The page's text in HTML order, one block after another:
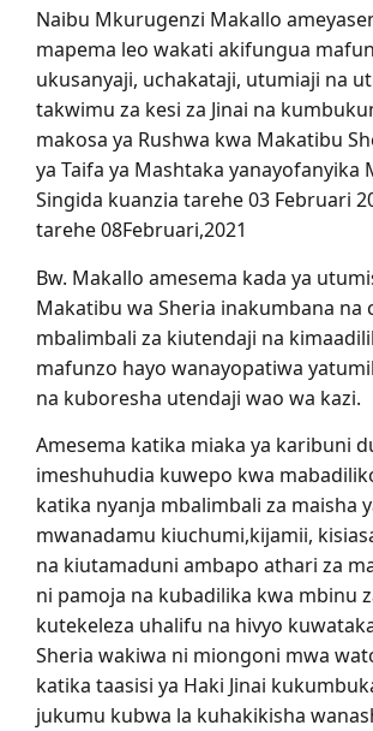
Naibu Mkurugenzi Makallo
mapema leo wakati akifungua
ukusanyaji, uchakataji, utumiaji na
takwimu za kesi za Jinai na
makosa ya Rushwa kwa Makatibu
ya Taifa ya Mashtaka yanayofanyika
Singida kuanzia tarehe 03 Februari
tarehe 08Februari,2021
Bw. Makallo amesema kada ya
Makatibu wa Sheria inakumbana na
mbalimbali za kiutendaji na
mafunzo hayo wanayopatiwa
na kuboresha utendaji wao wa kazi.
Amesema katika miaka ya karibuni
imeshuhudia kuwepo kwa
katika nyanja mbalimbali za maisha
mwanadamu kiuchumi,kijamii,
na kiutamaduni ambapo athari za
ni pamoja na kubadilika kwa mbinu
kutekeleza uhalifu na hivyo
Sheria wakiwa ni miongoni mwa
katika taasisi ya Haki Jinai
jukumu kubwa la kuhakikisha